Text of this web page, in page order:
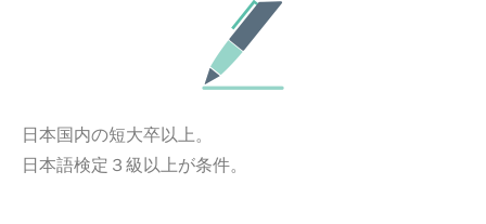
日本国内の短大卒以上。
日本語検定３級以上が条件。